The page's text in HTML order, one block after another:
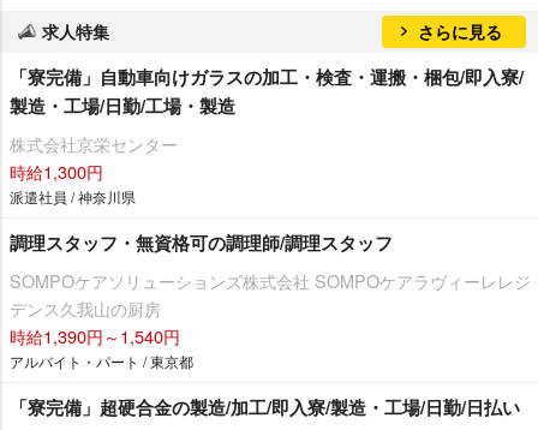
求人特集 さらに見る
「寮完備」自動車向けガラスの加工・検査・運搬・梱包/即入寮/
製造・工場/日勤/工場・製造
株式会社京栄センター
時給1,300円
派遣社員 / 神奈川県
調理スタッフ・無資格可の調理師/調理スタッフ
SOMPOケアソリューションズ株式会社 SOMPOケアラヴィーレレジ
デンス久我山の厨房
時給1,390円～1,540円
アルバイト・パート / 東京都
「寮完備」超硬合金の製造/加工/即入寮/製造・工場/日勤/日払い